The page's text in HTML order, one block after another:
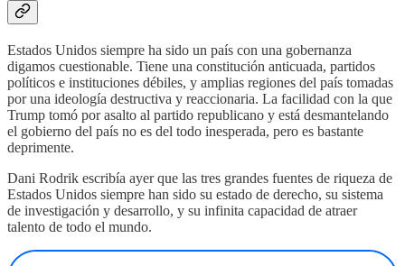
Estados Unidos siempre ha sido un país con una gobernanza
digamos cuestionable. Tiene una constitución anticuada, partidos
políticos e instituciones débiles, y amplias regiones del país tomadas
por una ideología destructiva y reaccionaria. La facilidad con la que
Trump tomó por asalto al partido republicano y está desmantelando
el gobierno del país no es del todo inesperada, pero es bastante
deprimente.
Dani Rodrik escribía ayer que las tres grandes fuentes de riqueza de
Estados Unidos siempre han sido su estado de derecho, su sistema
de investigación y desarrollo, y su infinita capacidad de atraer
talento de todo el mundo.